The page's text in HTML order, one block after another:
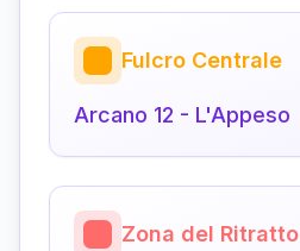
Fulcro Centrale
Arcano 12 - L'Appeso
Zona del Ritratto